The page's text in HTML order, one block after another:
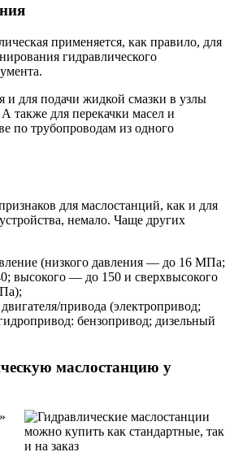
применяется, как правило, для
гидравлического
и для подачи жидкой смазки в узлы
также для перекачки масел и
по трубопроводам из одного
для маслостанций, как и для
немало. Чаще других
(низкого давления — до 16 МПа;
высокого — до 150 и сверхвысокого
привода (электропривод;
бензопривод; дизельный
маслостанцию у